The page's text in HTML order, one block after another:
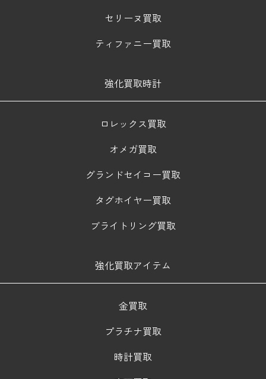
セリーヌ買取
ティファニー買取
強化買取時計
ロレックス買取
オメガ買取
グランドセイコー買取
タグホイヤー買取
ブライトリング買取
強化買取アイテム
金買取
プラチナ買取
時計買取